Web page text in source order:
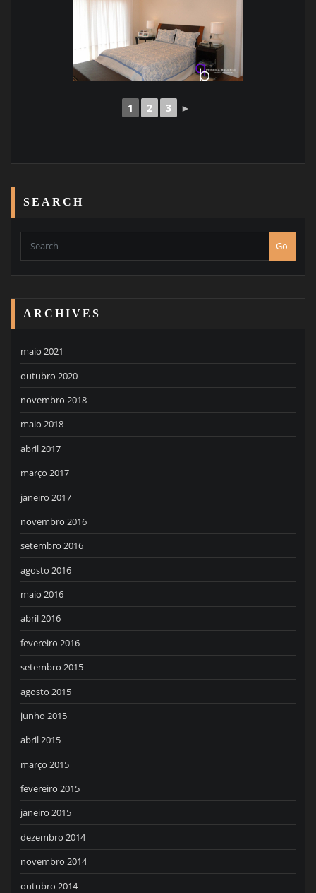
1 2 3 ►
SEARCH
Go
ARCHIVES
maio 2021
outubro 2020
novembro 2018
maio 2018
abril 2017
março 2017
janeiro 2017
novembro 2016
setembro 2016
agosto 2016
maio 2016
abril 2016
fevereiro 2016
setembro 2015
agosto 2015
junho 2015
abril 2015
março 2015
fevereiro 2015
janeiro 2015
dezembro 2014
novembro 2014
outubro 2014